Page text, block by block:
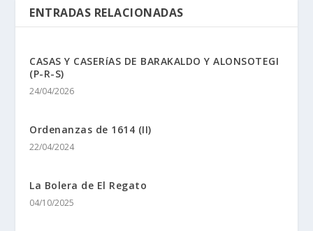
ENTRADAS RELACIONADAS
CASAS Y CASERíAS DE BARAKALDO Y ALONSOTEGI
(P-R-S)
24/04/2026
Ordenanzas de 1614 (II)
22/04/2024
La Bolera de El Regato
04/10/2025